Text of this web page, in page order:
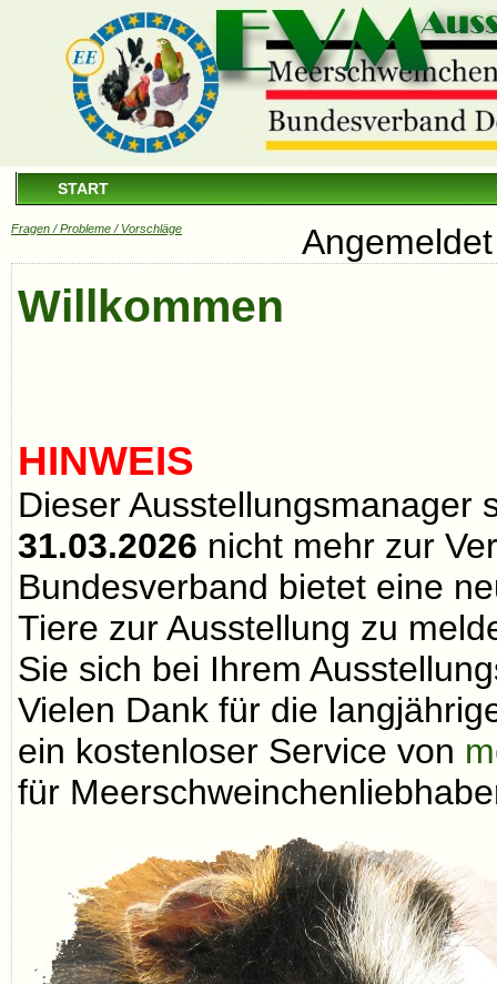
START
Fragen / Probleme / Vorschläge
Willkommen
HINWEIS
Dieser Ausstellungsmanager
31.03.2026 nicht mehr zur
Bundesverband bietet eine
Tiere zur Ausstellung zu
Sie sich bei Ihrem
Vielen Dank für die
ein kostenloser Service von
für